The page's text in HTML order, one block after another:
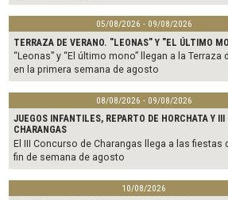
05/08/2026 - 09/08/2026
TERRAZA DE VERANO. "LEONAS" Y "EL ÚLTIMO
“Leonas” y “El último mono” llegan a la
en la primera semana de agosto
08/08/2026 - 09/08/2026
JUEGOS INFANTILES, REPARTO DE HORCHATA Y III
CHARANGAS
El III Concurso de Charangas llega a las
fin de semana de agosto
10/08/2026